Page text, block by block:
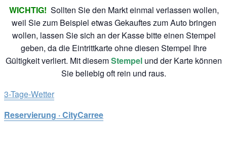
WICHTIG! Sollten Sie den Markt einmal verlassen wollen,
weil Sie zum Beispiel etwas Gekauftes zum Auto bringen
wollen, lassen Sie sich an der Kasse bitte einen Stempel
geben, da die Eintrittkarte ohne diesen Stempel Ihre
Gültigkeit verliert. Mit diesemStempel und der Karte können
Sie beliebig oft rein und raus.
3-Tage-Wetter
Reservierung · CityCarree